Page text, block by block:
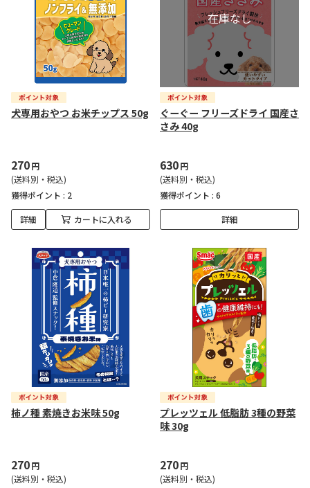
犬専用おやつ お米チップス 50g
270円
(送料別・税込)
獲得ポイント : 2
詳細 カートに入れる
ぐーぐー フリーズドライ 国産さ
さみ 40g
630円
(送料別・税込)
獲得ポイント : 6
詳細
柿ノ種 素焼きお米味 50g
270円
(送料別・税込)
プレッツェル 低脂肪 3種の野菜
味 30g
270円
(送料別・税込)